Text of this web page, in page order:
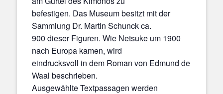
befestigen. Das Museum besitzt mit der
Sammlung Dr. Martin Schunck ca.
900 dieser Figuren. Wie Netsuke um 1900
nach Europa kamen, wird
eindrucksvoll in dem Roman von Edmund de
Waal beschrieben.
Ausgewählte Textpassagen werden